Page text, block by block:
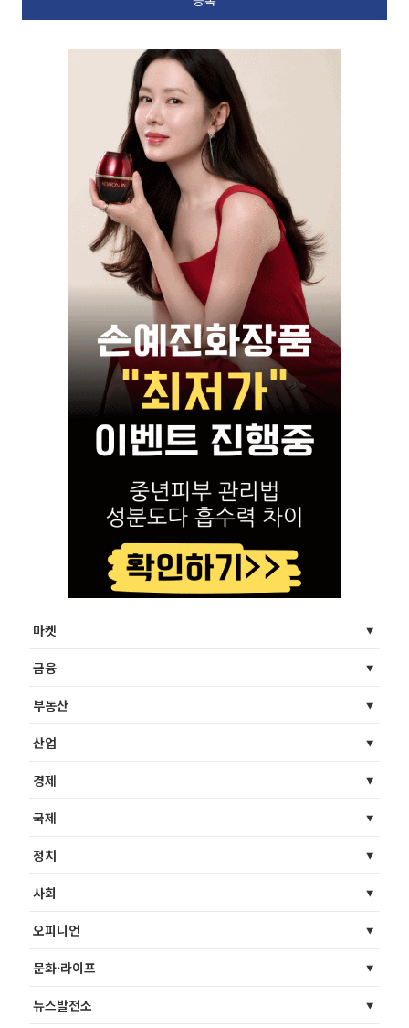
마켓
금융
부동산
산업
경제
국제
정치
사회
오피니언
문화·라이프
뉴스발전소